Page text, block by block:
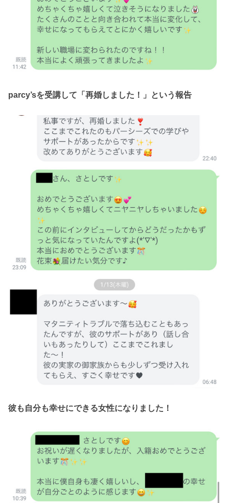
parcy’sを受講して「再婚しました！」という報告
彼も自分も幸せにできる女性になりました！